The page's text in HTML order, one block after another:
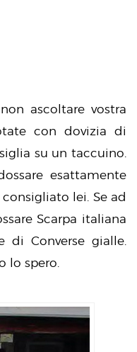
ascoltare vostra
con dovizia di
su un taccuino.
esattamente
lei. Se ad
Scarpa italiana
di Converse gialle.
lo spero.